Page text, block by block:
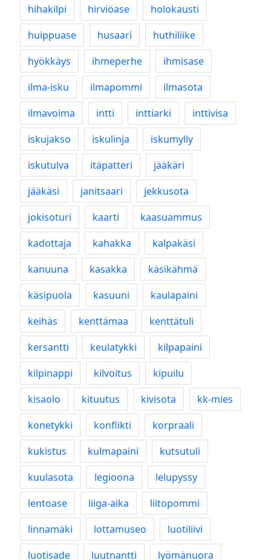
hihakilpi
hirviöase
holokausti
huippuase
husaari
huthiliike
hyökkäys
ihmeperhe
ihmisase
ilma-isku
ilmapommi
ilmasota
ilmavoima
intti inttiarki
inttivisa
iskujakso
iskulinja
iskumylly
iskutulva
itäpatteri
jääkäri
jääkäsi
janitsaari
jekkusota
jokisoturi
kaarti
kaasuammus
kadottaja
kahakka
kalpakäsi
kanuuna
kasakka
käsikähmä
käsipuola
kasuuni
kaulapaini
keihäs
kenttämaa
kenttätuli
kersantti
keulatykki
kilpapaini
kilpinappi
kilvoitus
kipuilu
kisaolo
kituutus kivisota
kk-mies
konetykki
konflikti
korpraali
kukistus
kulmapaini
kutsutuli
kuulasota
legioona
lelupyssy
lentoase
liiga-aika
liitopommi
linnamäki
lottamuseo
luotiliivi
luotisade
luutnantti lyömänuora